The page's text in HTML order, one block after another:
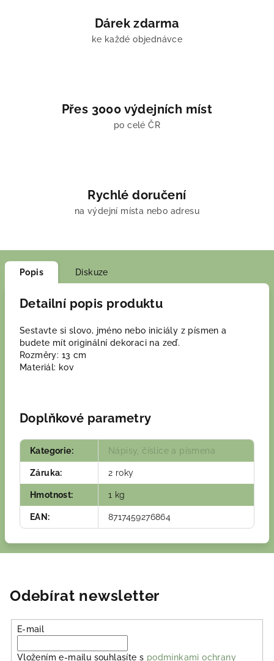
Dárek zdarma
ke každé objednávce
Přes 3000 výdejních míst
po celé ČR
Rychlé doručení
na výdejní místa nebo adresu
Popis Diskuze
Detailní popis produktu
Sestavte si slovo, jméno nebo iniciály z písmen a
budete mít originální dekoraci na zeď.
Rozměry: 13 cm
Materiál: kov
Doplňkové parametry
Kategorie: Nápisy, číslice a písmena
Záruka: 2 roky
Hmotnost: 1 kg
EAN : 8717459276864
Odebírat newsletter
E-mail
Vložením e-mailu souhlasíte s podmínkami ochrany